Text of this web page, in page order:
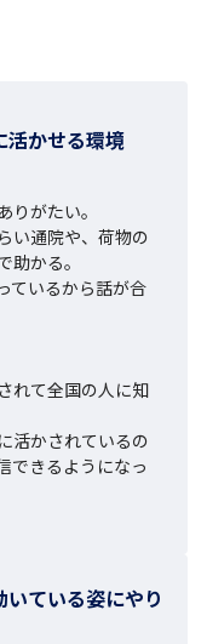
活かせる環境
がたい。
い通院や、荷物の
かる。
ているから話が合
れて全国の人に知
活かされているの
できるようになっ
ている姿にやり